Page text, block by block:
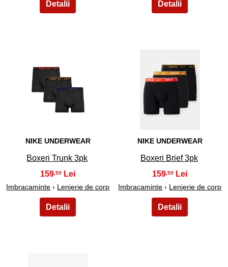
25
NIKE UNDERWEAR
Boxeri Trunk 3pk
159 ,50
Imbracaminte › Lenjerie de corp
NIKE UNDERWEAR
Boxeri Brief 3pk
159 ,50
Imbracaminte › Lenjerie de corp